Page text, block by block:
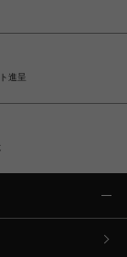
進呈